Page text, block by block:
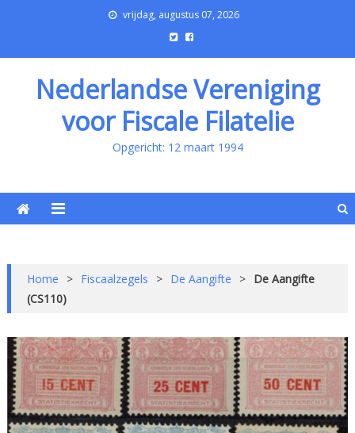
vrijdag, augustus 07, 2026
Nederlandse Vereniging
voor Fiscale Filatelie
Opgericht: 12 maart 1994
Home > Fiscaalzegels > De Aangifte > De Aangifte
(CS110)